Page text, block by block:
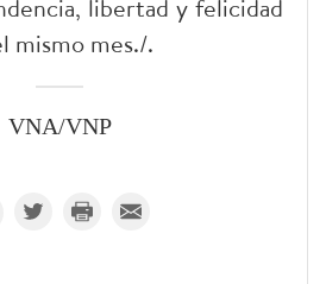
libertad y felicidad
mismo mes./.
VNA/VNP